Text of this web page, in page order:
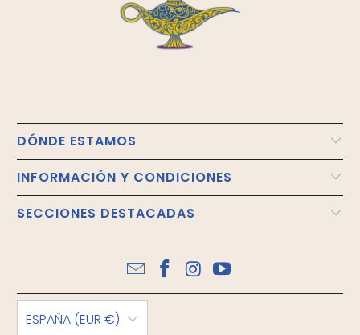
DÓNDE ESTAMOS
INFORMACIÓN Y CONDICIONES
SECCIONES DESTACADAS
ESPAÑA (EUR €)